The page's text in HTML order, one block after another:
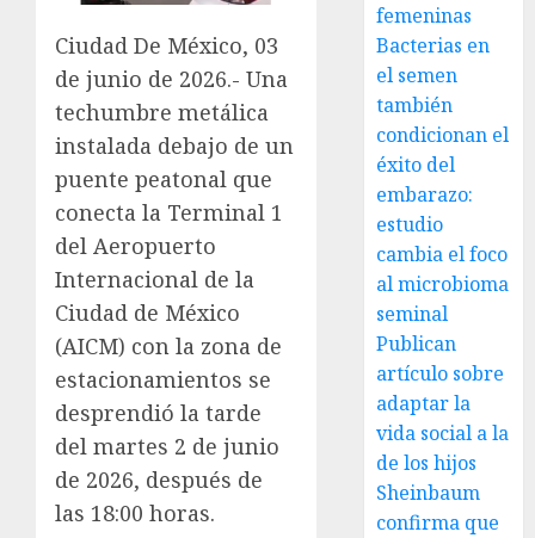
Ciudad De México, 03
de junio de 2026.- Una
techumbre metálica
instalada debajo de un
puente peatonal que
conecta la Terminal 1
del Aeropuerto
Internacional de la
Ciudad de México
(AICM) con la zona de
estacionamientos se
desprendió la tarde
del martes 2 de junio
de 2026, después de
las 18:00 horas.
femeninas
Bacterias en
el semen
también
condicionan el
éxito del
embarazo:
estudio
cambia el foco
al microbioma
seminal
Publican
artículo sobre
adaptar la
vida social a la
de los hijos
Sheinbaum
confirma que